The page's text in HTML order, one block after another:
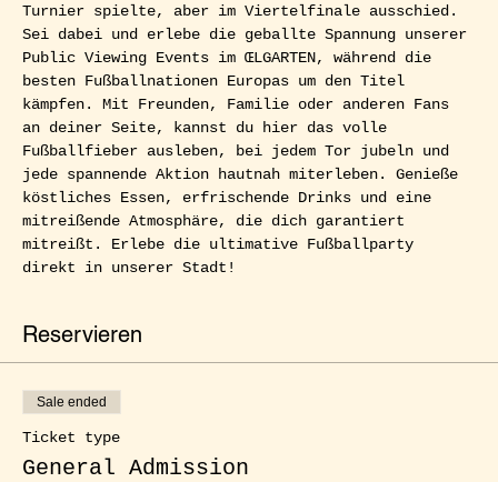
Turnier spielte, aber im Viertelfinale ausschied.
Sei dabei und erlebe die geballte Spannung unserer
Public Viewing Events im ŒLGARTEN, während die
besten Fußballnationen Europas um den Titel
kämpfen. Mit Freunden, Familie oder anderen Fans
an deiner Seite, kannst du hier das volle
Fußballfieber ausleben, bei jedem Tor jubeln und
jede spannende Aktion hautnah miterleben. Genieße
köstliches Essen, erfrischende Drinks und eine
mitreißende Atmosphäre, die dich garantiert
mitreißt. Erlebe die ultimative Fußballparty
direkt in unserer Stadt!
Reservieren
Sale ended
Ticket type
General Admission